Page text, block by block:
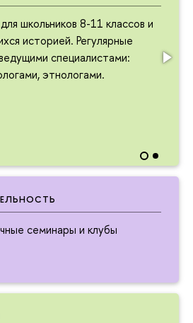
школьников 8-11 классов и
историей. Регулярные
специалистами:
этнологами.
семинары и клубы